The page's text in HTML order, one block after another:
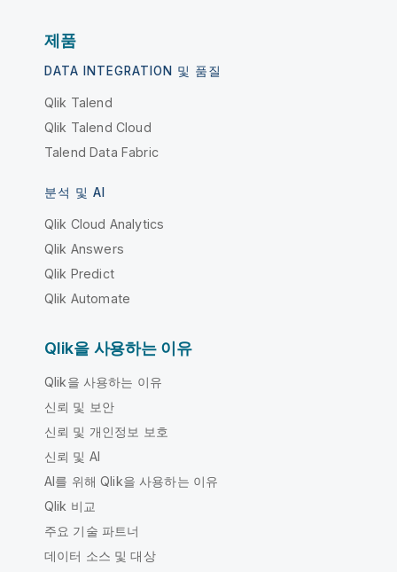
제품
DATA INTEGRATION 및 품질
Qlik Talend
Qlik Talend Cloud
Talend Data Fabric
분석 및 AI
Qlik Cloud Analytics
Qlik Answers
Qlik Predict
Qlik Automate
Qlik을 사용하는 이유
Qlik을 사용하는 이유
신뢰 및 보안
신뢰 및 개인정보 보호
신뢰 및 AI
AI를 위해 Qlik을 사용하는 이유
Qlik 비교
주요 기술 파트너
데이터 소스 및 대상